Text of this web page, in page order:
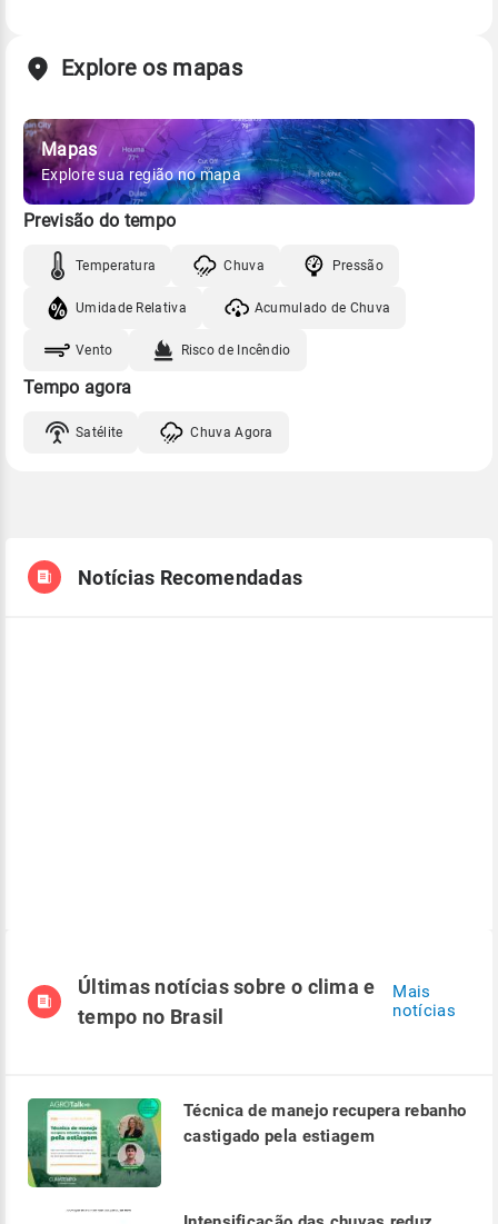
Explore os mapas
Mapas
Explore sua região no mapa
Previsão do tempo
Temperatura Chuva Pressão
Umidade Relativa Acumulado de Chuva
Vento Risco de Incêndio
Tempo agora
Satélite Chuva Agora
Notícias Recomendadas
Últimas notícias sobre o clima e
tempo no Brasil
Mais
notícias
Técnica de manejo recupera rebanho
castigado pela estiagem